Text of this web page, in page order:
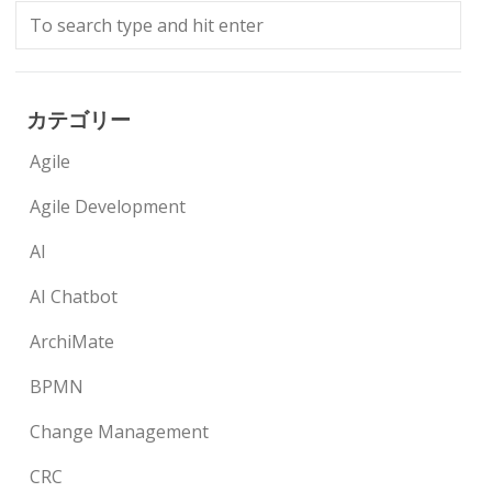
カテゴリー
Agile
Agile Development
AI
AI Chatbot
ArchiMate
BPMN
Change Management
CRC